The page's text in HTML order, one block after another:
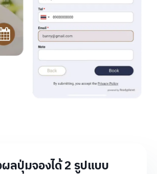
ลปุ่มจองได้ 2 รูปแบบ